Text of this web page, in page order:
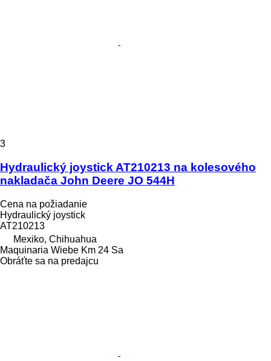
3
Hydraulický joystick AT210213 na kolesového
nakladača John Deere JO 544H
Cena na požiadanie
Hydraulický joystick
AT210213
Mexiko, Chihuahua
Maquinaria Wiebe Km 24 Sa
Obráťte sa na predajcu